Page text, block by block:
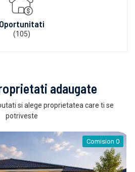
Oportunitati
(105)
adaugate
si alege proprietatea care ti se
potriveste
Comision 0